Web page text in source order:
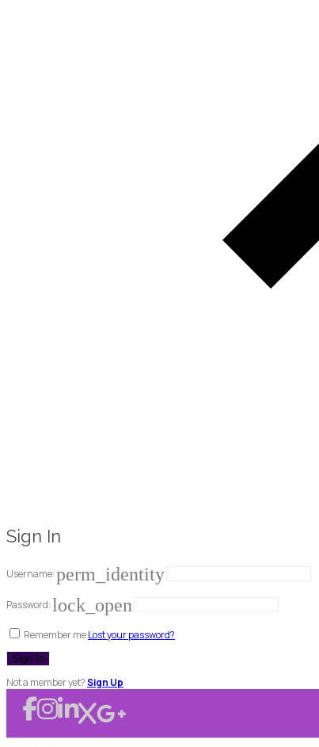
Sign In
Username:perm_identity
Password:lock_open
Remember meLost your password?
Not a member yet?Sign Up